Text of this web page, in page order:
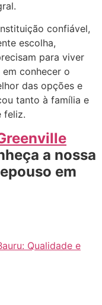
confiável,
escolha,
para viver
conhecer o
das opções e
tanto à família e
feliz.
a nossa
em
Qualidade e